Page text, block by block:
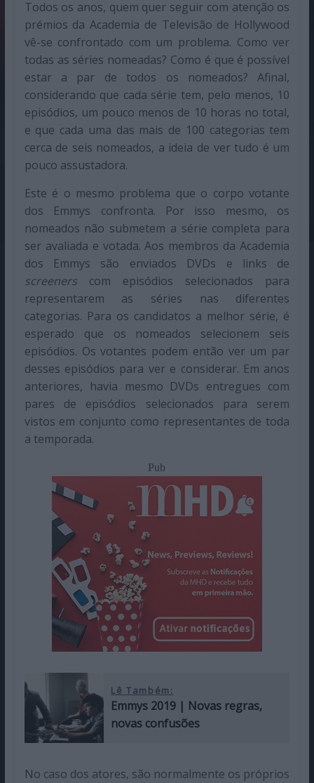
Todos os anos, quem quer seguir com atenção os
prémios da Academia de Televisão de Hollywood
vê-se confrontado com um problema. Como ver
todas as séries nomeadas? Como é que é possível
estar a par de todos os nomeados? Afinal,
considerando que cada série tem, pelo menos, 10
episódios, um pouco menos de 10 horas no total,
e que cada uma das mais de 100 categorias tem
cerca de seis nomeados, a ideia de ver tudo é um
pouco assustadora.
Este é o mesmo problema que o corpo votante
dos Emmys confronta. Por isso mesmo, os
nomeados não submetem a série completa para
ser avaliada e votada. Aos membros da Academia
dos Emmys são enviados DVDs e links de
screenerscom episódios selecionados para
representarem as séries nas diferentes
categorias. Para os candidatos a melhor série, é
esperado que os nomeados selecionem seis
episódios. Os votantes podem então ver um par
desses episódios para ver e considerar. Em anos
anteriores, havia mesmo DVDs entregues com
pares de episódios selecionados para serem
vistos em conjunto como representantes de toda
a temporada.
Pub
Lê Também:
Emmys 2019 | Novas regras,
novas confusões
No caso dos atores, são normalmente os próprios